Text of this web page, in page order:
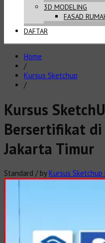
3D MODELING
FASAD
DAFTAR
Home
/
Kursus Sketchup
/
Kursus
Bersertifikat di
Jakarta Timur
Standard / byKursus Sketchup